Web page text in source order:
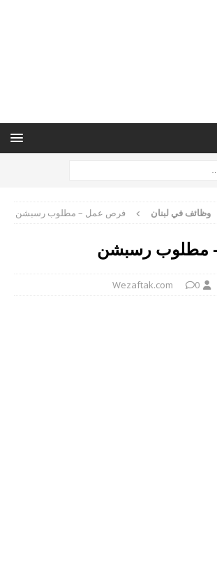
وظائف في لبنان فرص عمل – مطلوب رسبشن
مطلوب رسبشن
Wezaftak.com 0